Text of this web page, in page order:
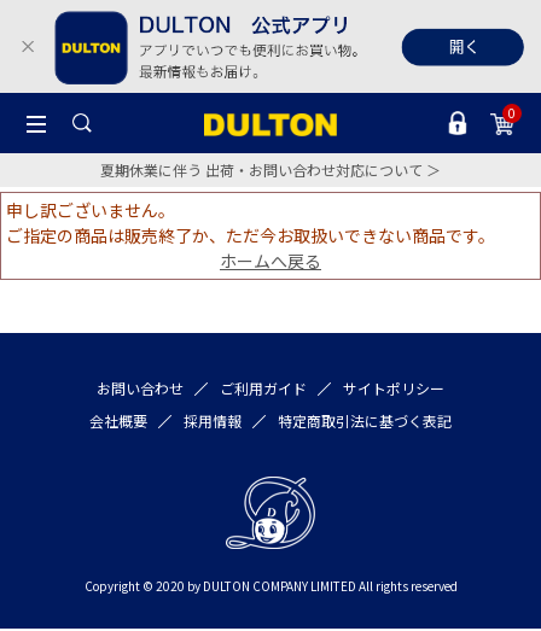
0
夏期休業に伴う 出荷・お問い合わせ対応について ＞
申し訳ございません。
ご指定の商品は販売終了か、ただ今お取扱いできない商品です。
ホームへ戻る
お問い合わせ ご利用ガイド
サイトポリシー
会社概要
採用情報 特定商取引法に基づく表記
Copyright © 2020 by DULTON COMPANY LIMITED All rights reserved